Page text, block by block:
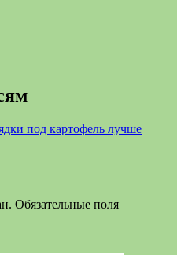
под картофель лучше
Обязательные поля